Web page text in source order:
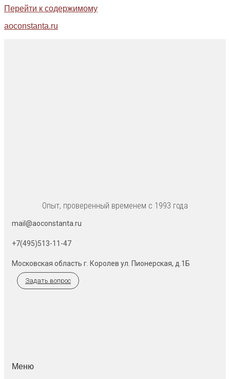
Перейти к содержимому
aoconstanta.ru
Опыт, проверенный временем с 1993 года
mail@aoconstanta.ru
+7(495)513-11-47
Московская область г. Королев ул. Пионерская, д.1Б
Задать вопрос
Меню